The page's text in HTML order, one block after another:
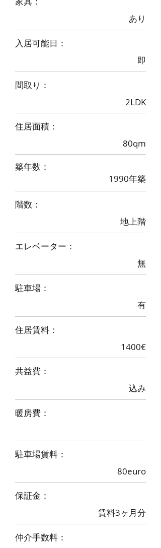
あり
入居可能日：
即
間取り：
2LDK
住居面積：
80qm
築年数：
1990年築
階数：
地上階
エレベーター：
無
駐車場：
有
住居賃料：
1400€
​共益費：
込み
​暖房費：
​駐車場賃料：
80euro
​保証金：
賃料3ヶ月分
​仲介手数料：